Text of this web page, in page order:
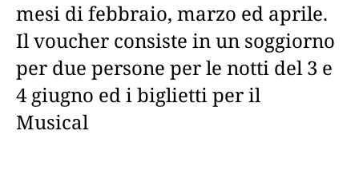
mesi di febbraio, marzo ed aprile.
Il voucher consiste in un soggiorno
per due persone per le notti del 3 e
4 giugno ed i biglietti per il
Musical